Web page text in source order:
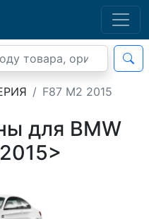
F87 M2 2015
для BMW